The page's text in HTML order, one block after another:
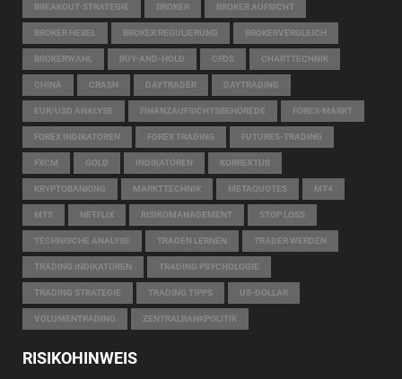
BREAKOUT-STRATEGIE BROKER BROKER AUFSICHT
BROKER HEBEL BROKER REGULIERUNG BROKERVERGLEICH
BROKERWAHL BUY-AND-HOLD CFDS CHARTTECHNIK
CHINA CRASH DAYTRADER DAYTRADING
EUR/USD ANALYSE FINANZAUFSICHTSBEHÖREDE FOREX-MARKT
FOREX INDIKATOREN FOREX TRADING FUTURES-TRADING
FXCM GOLD INDIKATOREN KORREKTUR
KRYPTOBANKING MARKTTECHNIK METAQUOTES MT4
MT5 NETFLIX RISIKOMANAGEMENT STOP LOSS
TECHNISCHE ANALYSE TRADEN LERNEN TRADER WERDEN
TRADING INDIKATOREN TRADING PSYCHOLOGIE
TRADING STRATEGIE TRADING TIPPS US-DOLLAR
VOLUMENTRADING ZENTRALBANKPOLITIK
RISIKOHINWEIS